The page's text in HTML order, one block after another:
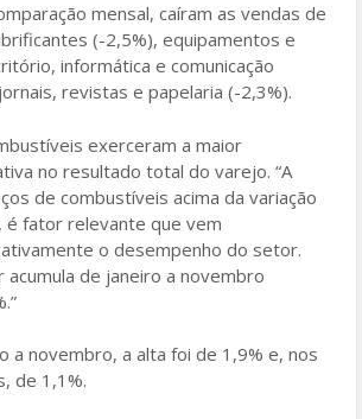
mensal, caíram as vendas de
(-2,5%), equipamentos e
informática e comunicação
revistas e papelaria (-2,3%).
exerceram a maior
no resultado total do varejo. “A
de combustíveis acima da variação
é fator relevante que vem
o desempenho do setor.
acumula de janeiro a novembro
a novembro, a alta foi de 1,9% e, nos
de 1,1%.